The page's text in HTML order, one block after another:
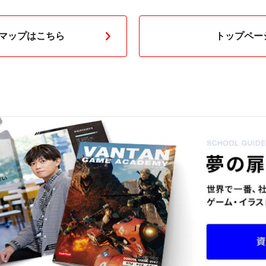
ップはこちら トップペ